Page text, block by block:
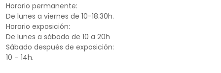
Horario permanente:
De lunes a viernes de 10-18.30h.
Horario exposición:
De lunes a sábado de 10 a 20h
Sábado después de exposición:
10 – 14h.